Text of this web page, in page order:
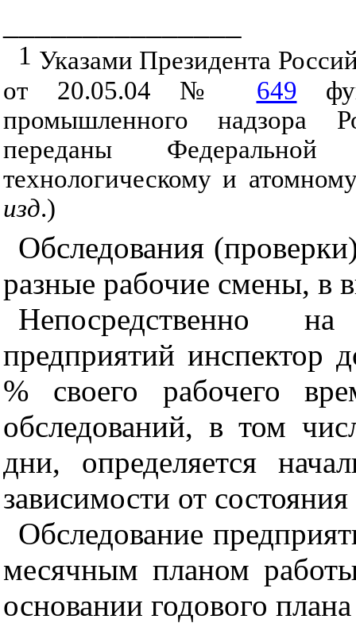
1 Указами Президента
от 20.05.04 № 649
промышленного надзора
переданы
технологическому и
изд.)
Обследования
разные рабочие смены, в
Непосредственно
предприятий инспектор
% своего рабочего
обследований, в том
дни, определяется
зависимости от
Обследование
месячным планом
основании годового